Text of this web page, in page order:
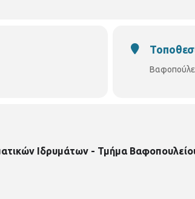
Ιδρυμάτων - Τμήμα